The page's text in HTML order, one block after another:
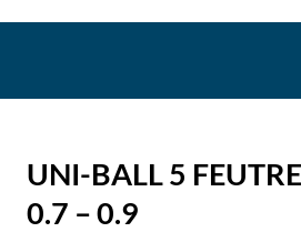
UNI-BALL 5
0.7 – 0.9